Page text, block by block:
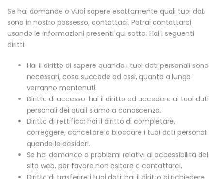
Se hai domande o vuoi sapere esattamente quali tuoi dati
sono in nostro possesso, contattaci. Potrai contattarci
usando le informazioni presenti qui sotto. Hai i seguenti
diritti:
Hai il diritto di sapere quando i tuoi dati personali sono
necessari, cosa succede ad essi, quanto a lungo
verranno mantenuti.
Diritto di accesso: hai il diritto ad accedere ai tuoi dati
personali dei quali siamo a conoscenza.
Diritto di rettifica: hai il diritto di completare,
correggere, cancellare o bloccare i tuoi dati personali
quando lo desideri.
Se hai domande o problemi relativi al accessibilità del
sito web, per favore non esitare a contattarci.
Diritto di trasferire i tuoi dati: hai il diritto di richiedere